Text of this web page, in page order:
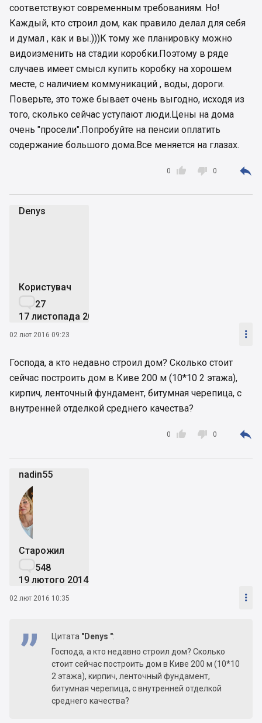
соответствуют современным требованиям. Но!
Каждый, кто строил дом, как правило делал для себя
и думал , как и вы.)))К тому же планировку можно
видоизменить на стадии коробки.Поэтому в ряде
случаев имеет смысл купить коробку на хорошем
месте, с наличием коммуникаций , воды, дороги.
Поверьте, это тоже бывает очень выгодно, исходя из
того, сколько сейчас уступают люди.Цены на дома
очень "просели".Попробуйте на пенсии оплатить
содержание большого дома.Все меняется на глазах.

0  0 
Denys
Користувач
27
17 листопада 2015
02 лют 2016 09:23 
Господа, а кто недавно строил дом? Сколько стоит
сейчас построить дом в Киве 200 м (10*10 2 этажа),
кирпич, ленточный фундамент, битумная черепица, с
внутренней отделкой среднего качества?

0  0 
nadin55
Старожил
548
19 лютого 2014
02 лют 2016 10:35 
Цитата "Denys ":
Господа, а кто недавно строил дом? Сколько
стоит сейчас построить дом в Киве 200 м (10*10
2 этажа), кирпич, ленточный фундамент,
битумная черепица, с внутренней отделкой
среднего качества?